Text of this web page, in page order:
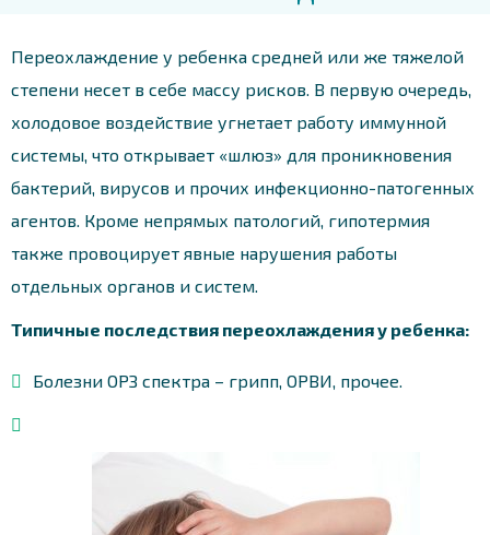
Переохлаждение у ребенка средней или же тяжелой
степени несет в себе массу рисков. В первую очередь,
холодовое воздействие угнетает работу иммунной
системы, что открывает «шлюз» для проникновения
бактерий, вирусов и прочих инфекционно-патогенных
агентов. Кроме непрямых патологий, гипотермия
также провоцирует явные нарушения работы
отдельных органов и систем.
Типичные последствия переохлажденияу ребенка:
Болезни ОРЗ спектра – грипп, ОРВИ, прочее.